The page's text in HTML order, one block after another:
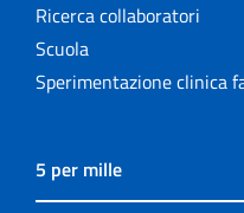
Ricerca collaboratori
Scuola
Sperimentazione clinica
5 per mille